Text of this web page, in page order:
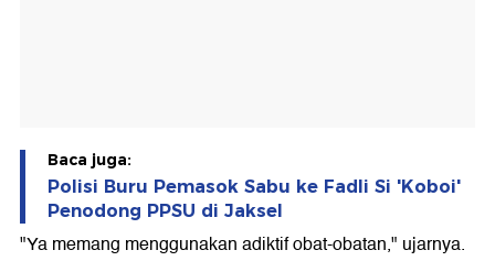
Baca juga:
Polisi Buru Pemasok Sabu ke Fadli Si 'Koboi'
Penodong PPSU di Jaksel
"Ya memang menggunakan adiktif obat-obatan," ujarnya.